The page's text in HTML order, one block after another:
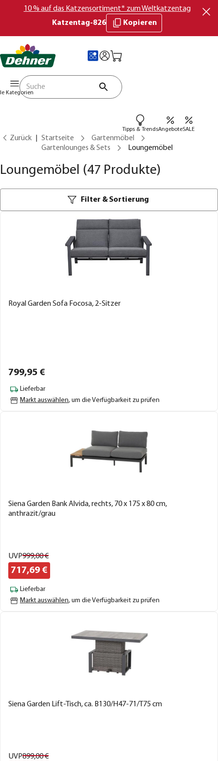
10 % auf das Katzensortiment* zum Weltkatzentag
Katzentag-826
Kopieren
Kategorien
Tipps & TrendsAngeboteSALE
Zurück Startseite
Gartenmöbel
Gartenlounges & Sets
Loungemöbel
Loungemöbel (47 Produkte)
Filter & Sortierung
Royal Garden Sofa Focosa, 2-Sitzer
799,95 €
Lieferbar
Markt auswählen, um die Verfügbarkeit zu prüfen
Siena Garden Bank Alvida, rechts, 70 x 175 x 80 cm,
anthrazit/grau
UVP999,00€
717,69 €
Lieferbar
Markt auswählen, um die Verfügbarkeit zu prüfen
Siena Garden Lift-Tisch, ca. B130/H47-71/T75 cm
UVP899,00€